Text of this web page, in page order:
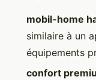
home
Gordon•11/03/2026
mobil-home
similaire à un
équipements
confort